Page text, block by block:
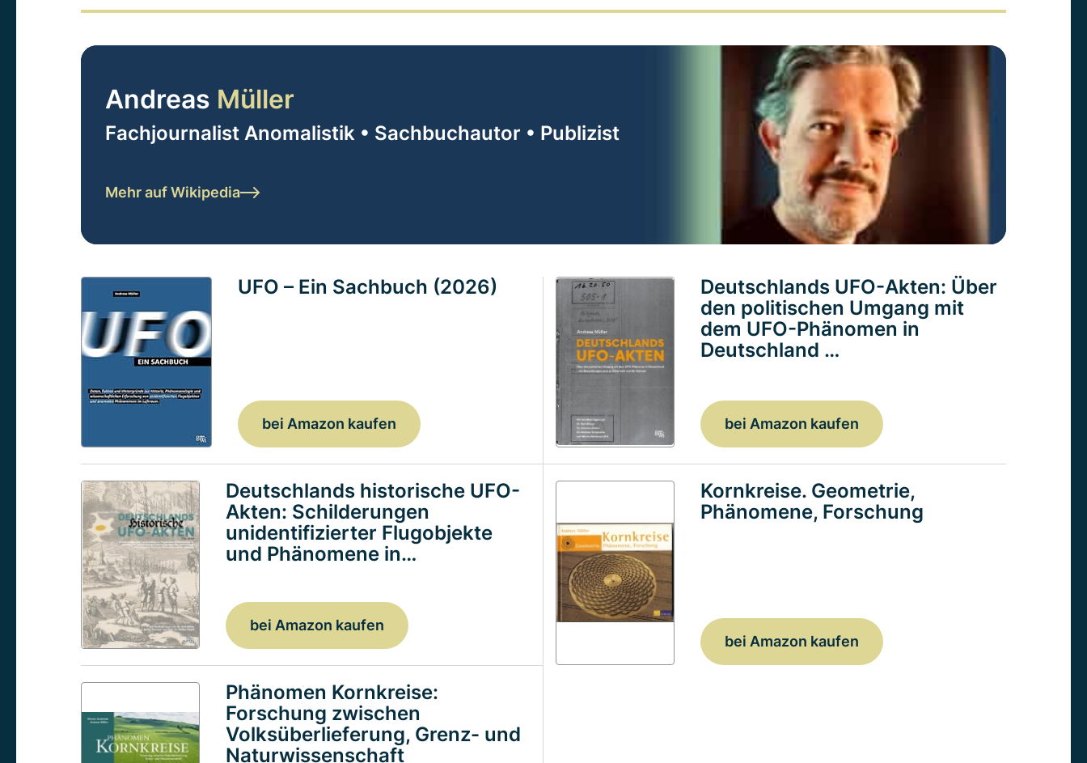
Andreas Müller
Fachjournalist Anomalistik • Sachbuchautor • Publizist
Mehr auf Wikipedia
UFO – Ein Sachbuch (2026)
bei Amazon kaufen
Deutschlands UFO-Akten: Über
den politischen Umgang mit
dem UFO-Phänomen in
Deutschland …
bei Amazon kaufen
Deutschlands historische UFO-
Akten: Schilderungen
unidentifizierter Flugobjekte
und Phänomene in…
bei Amazon kaufen
Kornkreise. Geometrie,
Phänomene, Forschung
bei Amazon kaufen
Phänomen Kornkreise:
Forschung zwischen
Volksüberlieferung, Grenz- und
Naturwissenschaft